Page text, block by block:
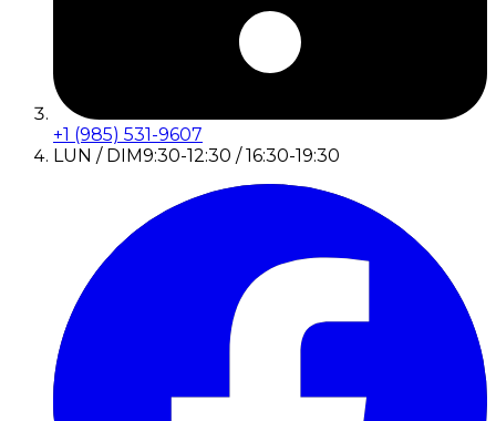
+1 (985) 531-9607
LUN / DIM9:30-12:30 / 16:30-19:30